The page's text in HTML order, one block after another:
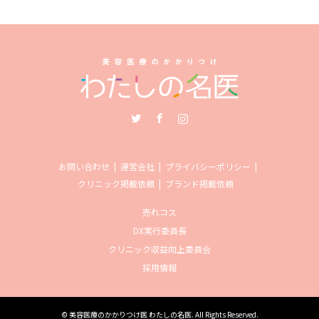
お問い合わせ 運営会社
プライバシーポリシー
クリニック掲載依頼
ブランド掲載依頼
売れコス
DX実行委員長
クリニック収益向上委員会
採用情報
© 美容医療のかかりつけ医 わたしの名医. All Rights Reserved.